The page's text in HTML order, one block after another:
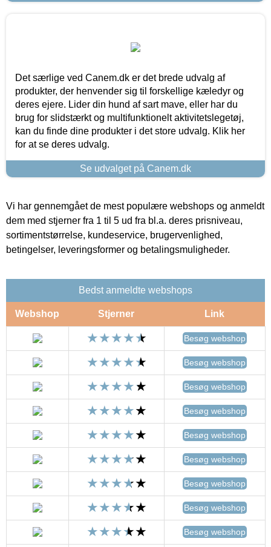
Det særlige ved Canem.dk er det brede udvalg af
produkter, der henvender sig til forskellige kæledyr og
deres ejere. Lider din hund af sart mave, eller har du
brug for slidstærkt og multifunktionelt aktivitetslegetøj,
kan du finde dine produkter i det store udvalg. Klik her
for at se deres udvalg.
Se udvalget på Canem.dk
Vi har gennemgået de mest populære webshops og anmeldt
dem med stjerner fra 1 til 5 ud fra bl.a. deres prisniveau,
sortimentstørrelse, kundeservice, brugervenlighed,
betingelser, leveringsformer og betalingsmuligheder.
Bedst anmeldte webshops
Webshop Stjerner Link
Besøg webshop
Besøg webshop
Besøg webshop
Besøg webshop
Besøg webshop
Besøg webshop
Besøg webshop
Besøg webshop
Besøg webshop